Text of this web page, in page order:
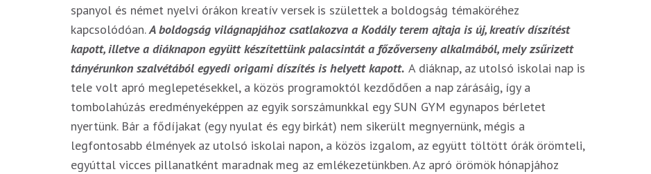
spanyol és német nyelvi órákon kreatív versek is születtek a boldogság témaköréhez
kapcsolódóan.A boldogság világnapjához csatlakozva a Kodály terem ajtaja is új, kreatív díszítést
kapott, illetve a diáknapon együtt készítettünk palacsintát a főzőverseny alkalmából, mely zsűrizett
tányérunkon szalvétából egyedi origami díszítés is helyett kapott. A diáknap, az utolsó iskolai nap is
tele volt apró meglepetésekkel, a közös programoktól kezdődően a nap zárásáig, így a
tombolahúzás eredményeképpen az egyik sorszámunkkal egy SUN GYM egynapos bérletet
nyertünk. Bár a fődíjakat (egy nyulat és egy birkát) nem sikerült megnyernünk, mégis a
legfontosabb élmények az utolsó iskolai napon, a közös izgalom, az együtt töltött órák örömteli,
egyúttal vicces pillanatként maradnak meg az emlékezetünkben. Az apró örömök hónapjához